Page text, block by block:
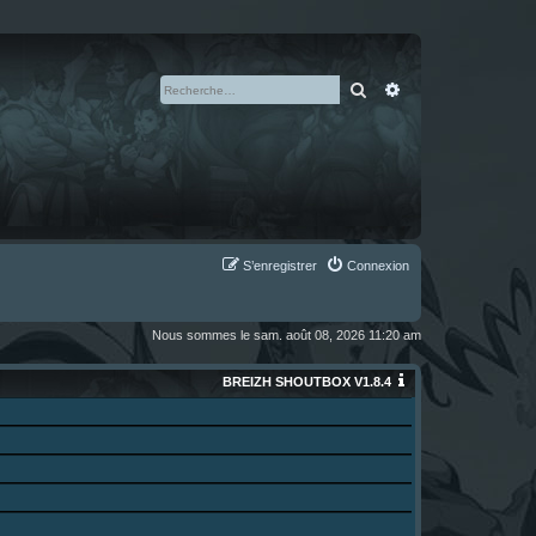
Rechercher
Connexion
S’enregistrer
Nous sommes le sam. août 08, 2026 11:20 am
BREIZH SHOUTBOX V1.8.4